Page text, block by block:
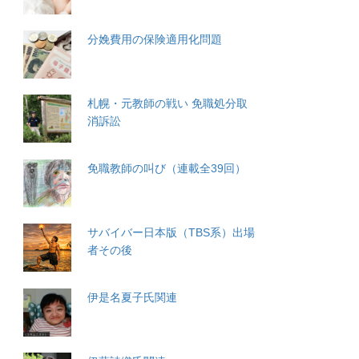
分娩費用の保険適用化問題
札幌・元教師の戦い 免職処分取
消訴訟
免職教師の叫び（連載全39回）
サバイバー日本版（TBS系）出場
者その後
伊是名夏子氏関連